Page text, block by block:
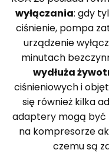
wyłączania: gdy
ciśnienie, pompa
urządzenie
minutach
wydłuża
ciśnieniowych i
się również kilka
adaptery mogą być
na kompresorze
czemu są